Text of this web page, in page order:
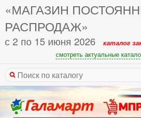
«МАГАЗИН
РАСПРОДАЖ»
с 2 по 15 июня 2026
каталог
смотреть актуальные